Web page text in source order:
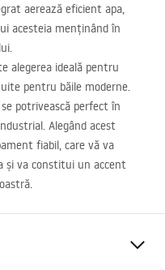
aerează eficient apa,
acesteia menținând în
alegerea ideală pentru
pentru băile moderne.
potrivească perfect în
Alegând acest
fiabil, care vă va
și va constitui un accent